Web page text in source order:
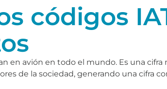
códigos
en avión en todo el mundo. Es una
de la sociedad, generando una cifra